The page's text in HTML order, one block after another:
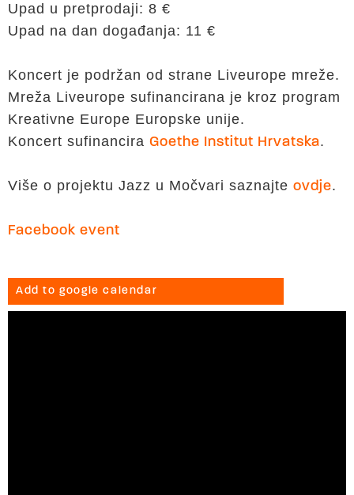
Upad u pretprodaji: 8 €
Upad na dan događanja: 11 €
Koncert je podržan od strane Liveurope mreže.
Mreža Liveurope sufinancirana je kroz program
Kreativne Europe Europske unije.
Koncert sufinancira Goethe Institut Hrvatska.
Više o projektu Jazz u Močvari saznajte ovdje.
Facebook event
Add to google calendar